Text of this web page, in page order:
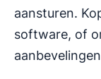
aansturen.
software, of